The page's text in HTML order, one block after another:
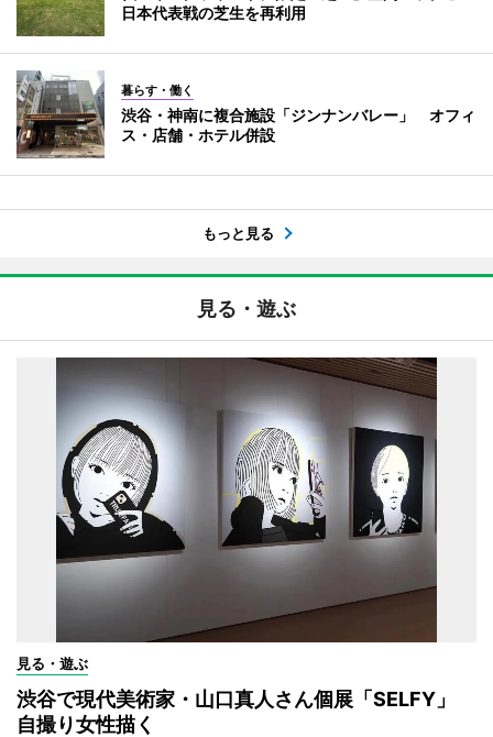
日本代表戦の芝生を再利用
暮らす・働く
渋谷・神南に複合施設「ジンナンバレー」 オフィ
ス・店舗・ホテル併設
もっと見る
見る・遊ぶ
見る・遊ぶ
渋谷で現代美術家・山口真人さん個展「SELFY」
自撮り女性描く